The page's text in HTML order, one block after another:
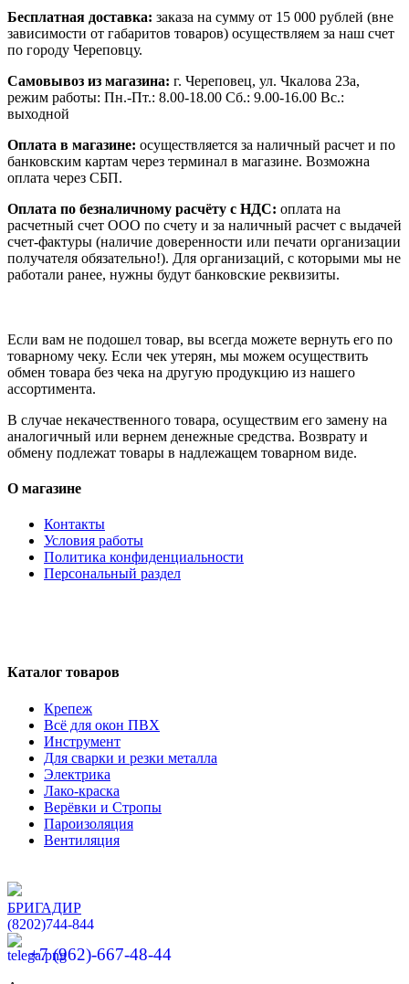
Бесплатная доставка: заказа на сумму от 15 000 рублей (вне
зависимости от габаритов товаров) осуществляем за наш счет
по городу Череповцу.
Самовывоз из магазина: г. Череповец, ул. Чкалова 23а,
режим работы: Пн.-Пт.: 8.00-18.00 Сб.: 9.00-16.00 Вс.:
выходной
Оплата в магазине: осуществляется за наличный расчет и по
банковским картам через терминал в магазине. Возможна
оплата через СБП.
Оплата по безналичному расчёту с НДС: оплата на
расчетный счет ООО по счету и за наличный расчет с выдачей
счет-фактуры (наличие доверенности или печати организации
получателя обязательно!). Для организаций, с которыми мы не
работали ранее, нужны будут банковские реквизиты.
Если вам не подошел товар, вы всегда можете вернуть его по
товарному чеку. Если чек утерян, мы можем осуществить
обмен товара без чека на другую продукцию из нашего
ассортимента.
В случае некачественного товара, осуществим его замену на
аналогичный или вернем денежные средства. Возврату и
обмену подлежат товары в надлежащем товарном виде.
О магазине
Контакты
Условия работы
Политика конфиденциальности
Персональный раздел
Каталог товаров
Крепеж
Всё для окон ПВХ
Инструмент
Для сварки и резки металла
Электрика
Лако-краска
Верёвки и Стропы
Пароизоляция
Вентиляция
БРИГАДИР
(8202)744-844
+7 (962)-667-48-44